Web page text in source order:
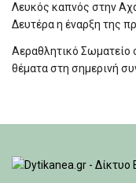
Λευκός καπνός στην
Δευτέρα η έναρξη της
Αεραθλητικό Σωματείο
θέματα στη σημερινή